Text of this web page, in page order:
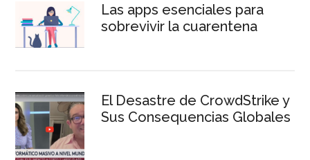
Las apps esenciales para
sobrevivir la cuarentena
El Desastre de CrowdStrike y
Sus Consequencias Globales